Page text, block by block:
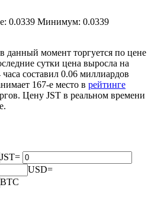
0.0339 Минимум: 0.0339
данный момент торгуется по цене
сутки цена выросла на
составил 0.06 миллиардов
167‑е место в рейтинге
Цену JST в реальном времени
JST=
USD=
BTC